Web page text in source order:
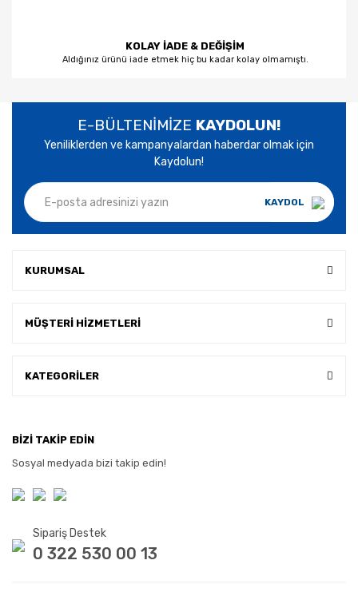
KOLAY İADE & DEĞİŞİM
Aldığınız ürünü iade etmek hiç bu kadar kolay olmamıştı.
E-BÜLTENİMİZE KAYDOLUN!
Yeniliklerden ve kampanyalardan haberdar olmak için
Kaydolun!
KAYDOL
KURUMSAL
MÜŞTERİ HİZMETLERİ
KATEGORİLER
BİZİ TAKİP EDİN
Sosyal medyada bizi takip edin!
Sipariş Destek
0 322 530 00 13